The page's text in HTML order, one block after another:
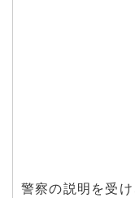
警察の説明を受